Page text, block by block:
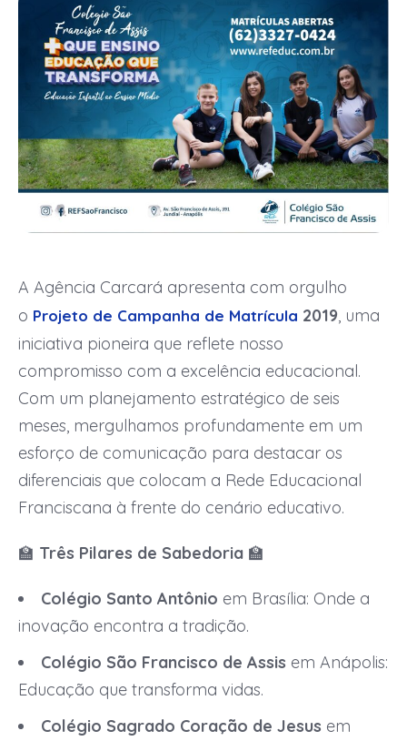
A Agência Carcará apresenta com orgulho
o Projeto de Campanha de Matrícula 2019, uma
iniciativa pioneira que reflete nosso
compromisso com a excelência educacional.
Com um planejamento estratégico de seis
meses, mergulhamos profundamente em um
esforço de comunicação para destacar os
diferenciais que colocam a Rede Educacional
Franciscana à frente do cenário educativo.
🏫 Três Pilares de Sabedoria🏫
Colégio Santo Antônio em Brasília: Onde a
inovação encontra a tradição.
Colégio São Francisco de Assis em Anápolis:
Educação que transforma vidas.
Colégio Sagrado Coração de Jesus em